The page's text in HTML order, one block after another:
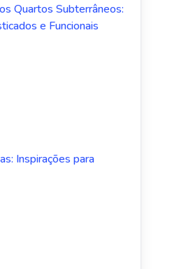
Quartos Subterrâneos:
e Funcionais
Inspirações para